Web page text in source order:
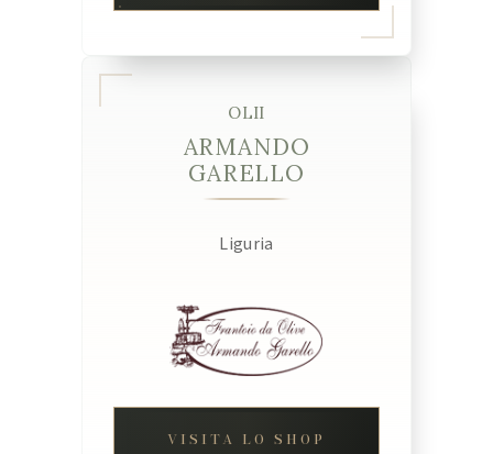
OLII
ARMANDO
GARELLO
Liguria
VISITA LO SHOP